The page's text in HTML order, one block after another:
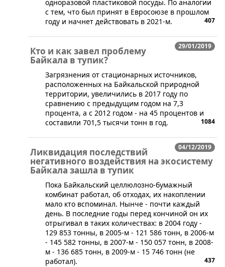
одноразовой пластиковой посуды. По аналогии
с тем, что был принят в Евросоюзе в прошлом
году и начнет действовать в 2021-м.
407
29/01/2019
Кто и как завел проблему
Байкала в тупик?
​Загрязнения от стационарных источников,
расположенных на Байкальской природной
территории, увеличились в 2017 году по
сравнению с предыдущим годом на 7,3
процента, а с 2012 годом - на 45 процентов и
составили 701,5 тысячи тонн в год.
1084
04/12/2019
Ликвидация последствий
негативного воздействия на экосистему
Байкала зашла в тупик
Пока Байкальский целлюлозно-бумажный
комбинат работал, об отходах, их накоплении
мало кто вспоминал. Нынче - почти каждый
день. В последние годы перед кончиной он их
отрыгивал в таких количествах: в 2004 году -
129 853 тонны, в 2005-м - 121 586 тонн, в 2006-м
- 145 582 тонны, в 2007-м - 150 057 тонн, в 2008-
м - 136 685 тонн, в 2009-м - 15 746 тонн (не
работал).
437